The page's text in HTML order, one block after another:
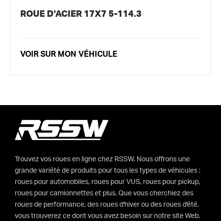
ROUE D'ACIER 17X7 5-114.3
VOIR SUR MON VÉHICULE
Trouvez vos roues en ligne chez RSSW. Nous offrons une
grande variété de produits pour tous les types de véhicules :
roues pour automobiles, roues pour VUS, roues pour pickup,
roues pour camionnettes et plus. Que vous cherchiez des
roues de performance, des roues d'hiver ou des roues d'été,
vous trouverez ce dont vous avez besoin sur notre site Web.